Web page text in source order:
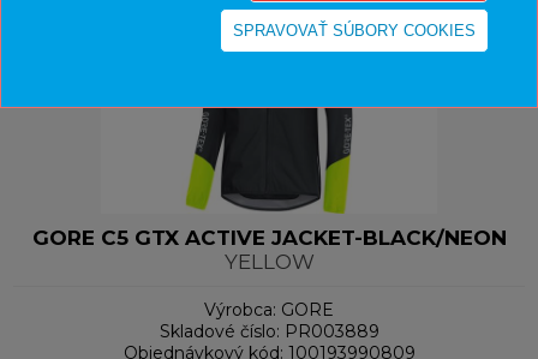
GORE C5 GTX ACTIVE JACKET-BLACK/NEON
YELLOW
Výrobca: GORE
Skladové číslo: PR003889
Objednávkový kód: 100193990809